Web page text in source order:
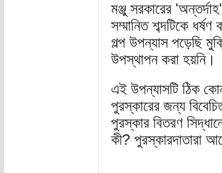
মঞ্জু সরকারের
সম্মানিত শব্দটিকে
গল্প উপন্যাস পড়েছি
উপস্থাপন করা হয়নি।
এই উপন্যাসটি ঠিক কোন
পুরস্কারের জন্য
পুরস্কার বিতরণ
কী? পুরস্কারদাতারা